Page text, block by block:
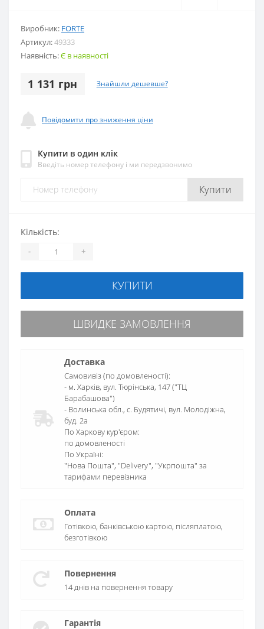
Виробник: FORTE
Артикул:49333
Наявність:Є в наявності
1 131 грн Знайшли дешевше?
Повідомити про зниження ціни
Купити в один клік
Введіть номер телефону і ми передзвонимо
Купити
Кількість:
- +
КУПИТИ
ШВИДКЕ ЗАМОВЛЕННЯ
Доставка
Самовивіз (по домовленості):
- м. Харків, вул. Тюрінська, 147 ("ТЦ
Барабашова")
- Волинська обл., c. Будятичі, вул. Молодіжна,
буд. 2а
По Харкову кур'єром:
по домовленості
По Україні:
"Нова Пошта", "Delivery", "Укрпошта" за
тарифами перевізника
Оплата
Готівкою, банківською картою, післяплатою,
безготівкою
Повернення
14 днів на повернення товару
Гарантія